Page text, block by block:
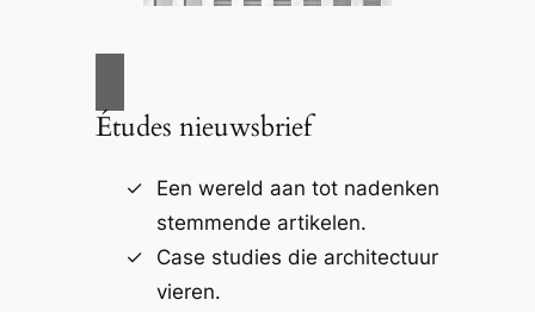
Études nieuwsbrief
Een wereld aan tot nadenken
stemmende artikelen.
Case studies die architectuur
vieren.